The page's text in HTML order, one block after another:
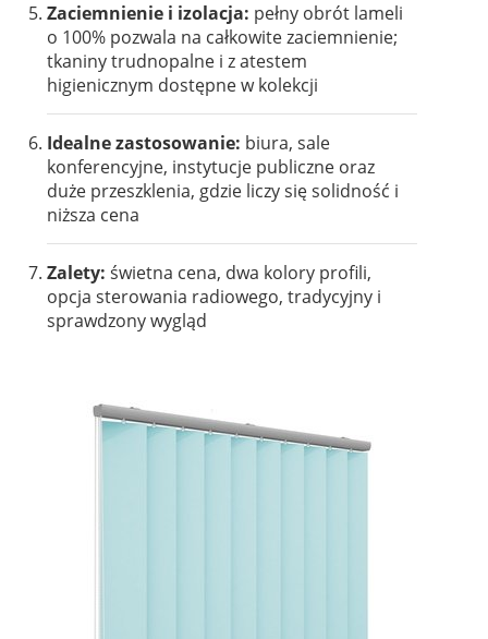
Zaciemnienie i izolacja: pełny obrót lameli
o 100% pozwala na całkowite zaciemnienie;
tkaniny trudnopalne i z atestem
higienicznym dostępne w kolekcji
Idealne zastosowanie: biura, sale
konferencyjne, instytucje publiczne oraz
duże przeszklenia, gdzie liczy się solidność i
niższa cena
Zalety: świetna cena, dwa kolory profili,
opcja sterowania radiowego, tradycyjny i
sprawdzony wygląd